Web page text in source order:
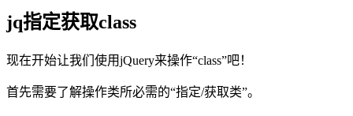
jq指定获取class
现在开始让我们使用jQuery来操作“class”吧！
首先需要了解操作类所必需的“指定/获取类”。